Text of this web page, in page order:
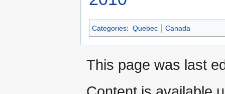
Categories: Quebec Canada
This page was last